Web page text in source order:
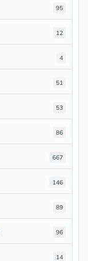
95
12
4
51
53
86
667
146
89
96
14